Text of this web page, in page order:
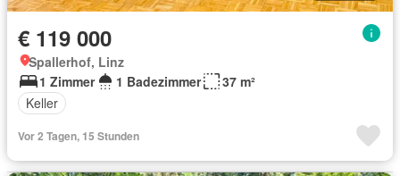
€ 119 000
Spallerhof, Linz
1 Zimmer
1 Badezimmer
37 m²
Keller
Vor 2 Tagen, 15 Stunden